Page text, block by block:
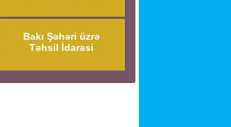
Bakı Şəhəri üzrə
Təhsil İdarəsi